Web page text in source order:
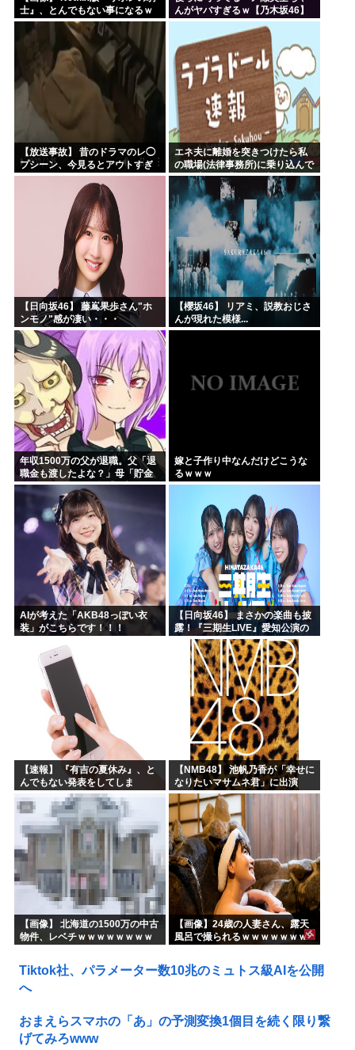
士』、とんでもない事になるｗ
ｗｗｗｗ
んがヤバすぎるｗ【乃木坂46】
【放送事故】 昔のドラマのレ◯
プシーン、今見るとアウトすぎ
る・・・
エネ夫に離婚を突きつけたら私
の職場(法律事務所)に乗り込んで
きた 堂々と「離婚の法律相談で
す。母の薦めでこちらに参りま
した」と言っているが、...
【日向坂46】 藤嶌果歩さん"ホ
ンモノ"感が凄い・・・
【櫻坂46】 リアミ、説教おじさ
んが現れた模様...
年収1500万の父が退職。父「退
職金も渡したよな？」母「貯金
なんてないよー」父「全部なく
なったの！？」→予想外の返事
に家族騒然となり…
嫁と子作り中なんだけどこうな
るｗｗｗ
AIが考えた「AKB48っぽい衣
装」がこちらです！！！
【日向坂46】 まさかの楽曲も披
露！『三期生LIVE』愛知公演の
レポがこちら
【速報】 『有吉の夏休み』、と
んでもない発表をしてしま
う！！！！！
【NMB48】 池帆乃香が「幸せに
なりたいマサムネ君」に出演
【画像】 北海道の1500万の中古
物件、レベチｗｗｗｗｗｗｗｗ
【画像】24歳の人妻さん、露天
風呂で撮られるｗｗｗｗｗｗｗ
Tiktok社、パラメーター数10兆のミュトス級AIを公開
へ
おまえらスマホの「あ」の予測変換1個目を続く限り繋
げてみろwww